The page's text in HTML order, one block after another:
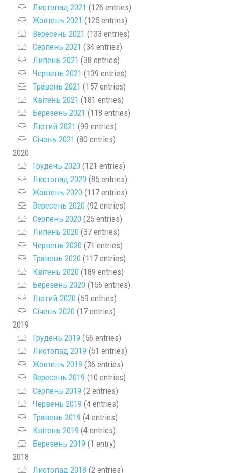
Листопад 2021 (126 entries)
Жовтень 2021 (125 entries)
Вересень 2021 (133 entries)
Серпень 2021 (34 entries)
Липень 2021 (38 entries)
Червень 2021 (139 entries)
Травень 2021 (157 entries)
Квітень 2021 (181 entries)
Березень 2021 (118 entries)
Лютий 2021 (99 entries)
Січень 2021 (80 entries)
2020
Грудень 2020 (121 entries)
Листопад 2020 (85 entries)
Жовтень 2020 (117 entries)
Вересень 2020 (92 entries)
Серпень 2020 (25 entries)
Липень 2020 (37 entries)
Червень 2020 (71 entries)
Травень 2020 (117 entries)
Квітень 2020 (189 entries)
Березень 2020 (156 entries)
Лютий 2020 (59 entries)
Січень 2020 (17 entries)
2019
Грудень 2019 (56 entries)
Листопад 2019 (51 entries)
Жовтень 2019 (36 entries)
Вересень 2019 (10 entries)
Серпень 2019 (2 entries)
Червень 2019 (4 entries)
Травень 2019 (4 entries)
Квітень 2019 (4 entries)
Березень 2019 (1 entry)
2018
Листопад 2018 (2 entries)